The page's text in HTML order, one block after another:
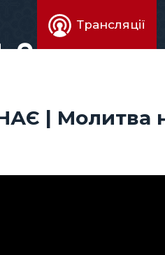
Живе
телебачення
Трансляції
| Молитва